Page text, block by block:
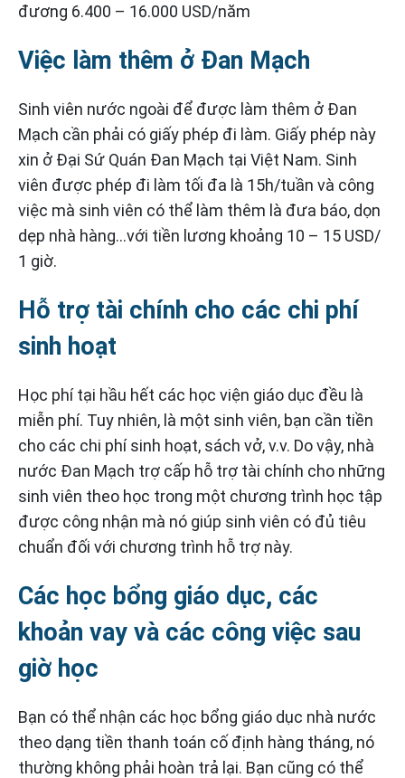
đương 6.400 – 16.000 USD/năm
Việc làm thêm ở Đan Mạch
Sinh viên nước ngoài để được làm thêm ở Đan
Mạch cần phải có giấy phép đi làm. Giấy phép này
xin ở Đại Sứ Quán Đan Mạch tại Việt Nam. Sinh
viên được phép đi làm tối đa là 15h/tuần và công
việc mà sinh viên có thể làm thêm là đưa báo, dọn
dẹp nhà hàng…với tiền lương khoảng 10 – 15 USD/
1 giờ.
Hỗ trợ tài chính cho các chi phí
sinh hoạt
Học phí tại hầu hết các học viện giáo dục đều là
miễn phí. Tuy nhiên, là một sinh viên, bạn cần tiền
cho các chi phí sinh hoạt, sách vở, v.v. Do vậy, nhà
nước Đan Mạch trợ cấp hỗ trợ tài chính cho những
sinh viên theo học trong một chương trình học tập
được công nhận mà nó giúp sinh viên có đủ tiêu
chuẩn đối với chương trình hỗ trợ này.
Các học bổng giáo dục, các
khoản vay và các công việc sau
giờ học
Bạn có thể nhận các học bổng giáo dục nhà nước
theo dạng tiền thanh toán cố định hàng tháng, nó
thường không phải hoàn trả lại. Bạn cũng có thể